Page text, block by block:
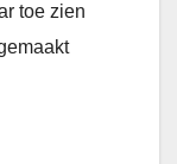
toe zien